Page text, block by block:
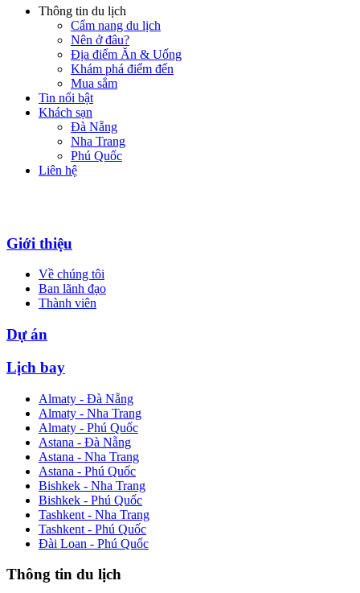
Thông tin du lịch
Cẩm nang du lịch
Nên ở đâu?
Địa điểm Ăn & Uống
Khám phá điểm đến
Mua sắm
Tin nổi bật
Khách sạn
Đà Nẵng
Nha Trang
Phú Quốc
Liên hệ
Giới thiệu
Về chúng tôi
Ban lãnh đạo
Thành viên
Dự án
Lịch bay
Almaty - Đà Nẵng
Almaty - Nha Trang
Almaty - Phú Quốc
Astana - Đà Nẵng
Astana - Nha Trang
Astana - Phú Quốc
Bishkek - Nha Trang
Bishkek - Phú Quốc
Tashkent - Nha Trang
Tashkent - Phú Quốc
Đài Loan - Phú Quốc
Thông tin du lịch